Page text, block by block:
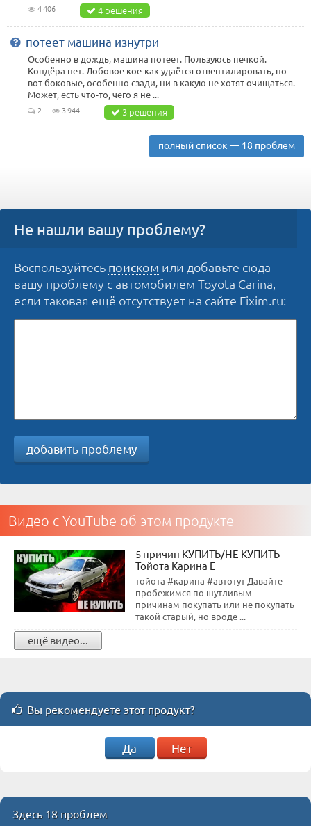
4 406 4 решения
потеет машина изнутри
Особенно в дождь, машина потеет. Пользуюсь печкой.
Кондёра нет. Лобовое кое-как удаётся отвентилировать, но
вот боковые, особенно сзади, ни в какую не хотят очищаться.
Может, есть что-то, чего я не ...
2 3 944 3 решения
полный список — 18 проблем
Не нашли вашу проблему?
Воспользуйтесь поиском или добавьте сюда
вашу проблему с автомобилем Toyota Carina,
если таковая ещё отсутствует на сайте Fixim.ru:
добавить проблему
Видео с YouTube об этом продукте
5 причин КУПИТЬ/НЕ КУПИТЬ
Тойота Карина Е
тойота #карина #автотут Давайте
пробежимся по шутливым
причинам покупать или не покупать
такой старый, но вроде ...
ещё видео...
Вы рекомендуете этот продукт?
Да Нет
Здесь 18 проблем